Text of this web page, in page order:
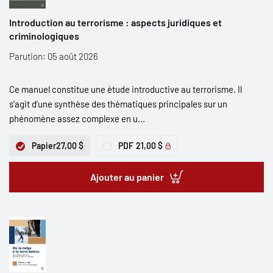
Introduction au terrorisme : aspects juridiques et
criminologiques
Parution: 05 août 2026
Ce manuel constitue une étude introductive au terrorisme. Il
s’agit d’une synthèse des thématiques principales sur un
phénomène assez complexe en u...
Papier27,00 $ PDF 21,00 $
Ajouter au panier